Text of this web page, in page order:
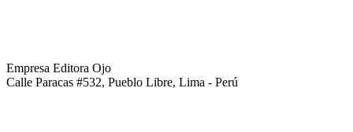
Empresa Editora Ojo
Calle Paracas #532, Pueblo Libre, Lima - Perú